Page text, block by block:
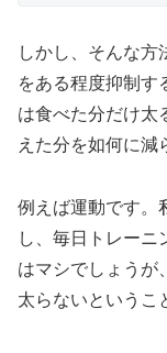
しかし、そんな方
をある程度抑制す
は食べた分だけ太
えた分を如何に減
例えば運動です。
し、毎日トレーニ
はマシでしょうが
太らないというこ